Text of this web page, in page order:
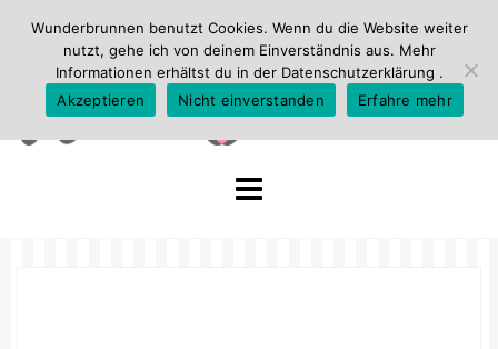
Wunderbrunnen benutzt Cookies. Wenn du die Website weiter
nutzt, gehe ich von deinem Einverständnis aus. Mehr
Informationen erhältst du in der Datenschutzerklärung .
Akzeptieren
Nicht einverstanden Erfahre mehr